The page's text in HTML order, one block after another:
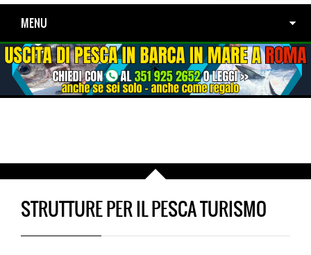
MENU
STRUTTURE PER IL PESCA TURISMO